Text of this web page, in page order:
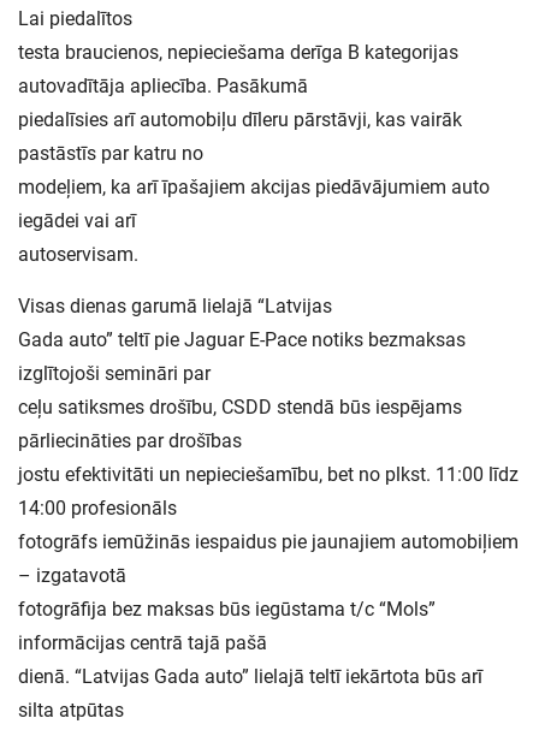
Lai piedalītos
testa braucienos, nepieciešama derīga B kategorijas
autovadītāja apliecība. Pasākumā
piedalīsies arī automobiļu dīleru pārstāvji, kas vairāk
pastāstīs par katru no
modeļiem, ka arī īpašajiem akcijas piedāvājumiem auto
iegādei vai arī
autoservisam.
Visas dienas garumā lielajā “Latvijas
Gada auto” teltī pie Jaguar E-Pace notiks bezmaksas
izglītojoši semināri par
ceļu satiksmes drošību, CSDD stendā būs iespējams
pārliecināties par drošības
jostu efektivitāti un nepieciešamību, bet no plkst. 11:00 līdz
14:00 profesionāls
fotogrāfs iemūžinās iespaidus pie jaunajiem automobiļiem
– izgatavotā
fotogrāfija bez maksas būs iegūstama t/c “Mols”
informācijas centrā tajā pašā
dienā. “Latvijas Gada auto” lielajā teltī iekārtota būs arī
silta atpūtas